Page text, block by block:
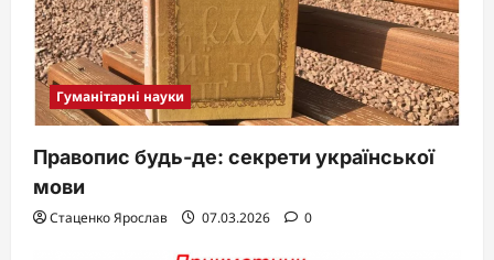
Гуманітарні науки
Правопис будь-де: секрети української
мови
Стаценко Ярослав 07.03.2026 0